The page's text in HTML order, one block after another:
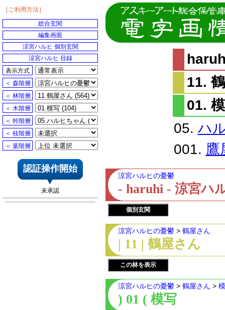
11.
01.
05. ハ
001. 鷹
涼宮ハルヒの憂鬱
- haruhi - 涼宮ハ
個別玄関
涼宮ハルヒの憂鬱 > 鶴屋さん
| 11 | 鶴屋さん
この林を表示
涼宮ハルヒの憂鬱 > 鶴屋さん >
) 01 ( 模写
［ご利用方法］
総合玄関
編集画面
涼宮ハルヒ 個別玄関
涼宮ハルヒ 目録
表示方式
＜ 森階層
＜ 林階層
＜ 木階層
＜ 幹階層
＜ 枝階層
＜ 葉階層
認証操作開始
未承認